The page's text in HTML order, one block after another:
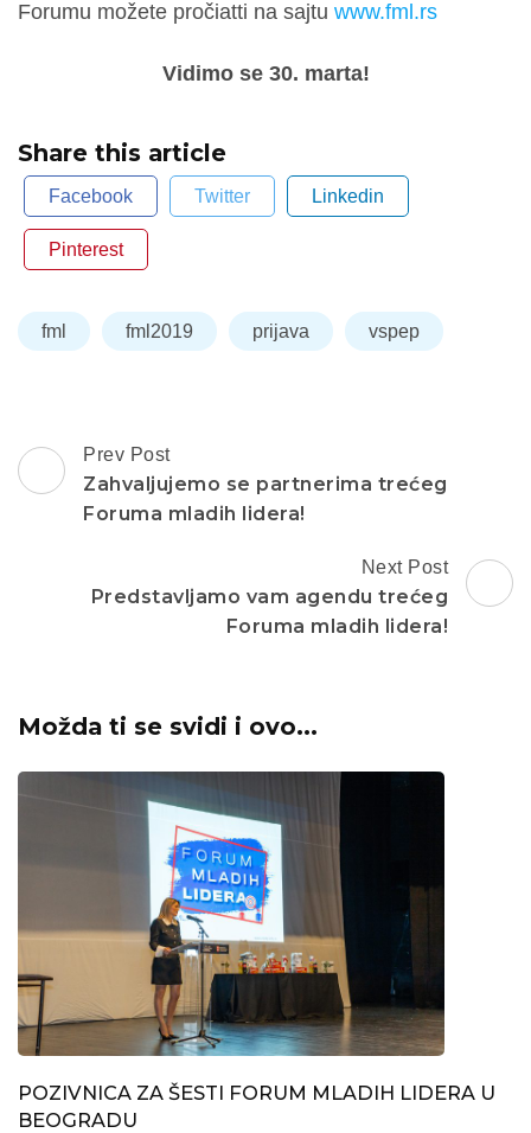
Forumu možete pročiatti na sajtu www.fml.rs
Vidimo se 30. marta!
Share this article
Facebook Twitter Linkedin
Pinterest
fml fml2019 prijava vspep
Post
Navigation
Prev Post
Zahvaljujemo se partnerima trećeg
Foruma mladih lidera!
Next Post
Predstavljamo vam agendu trećeg
Foruma mladih lidera!
Možda ti se svidi i ovo...
POZIVNICA ZA ŠESTI FORUM MLADIH LIDERA U
BEOGRADU